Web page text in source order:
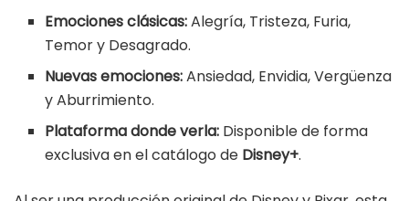
Emociones clásicas:Alegría, Tristeza, Furia,
Temor y Desagrado.
Nuevas emociones:Ansiedad, Envidia, Vergüenza
y Aburrimiento.
Plataforma donde verla: Disponible de forma
exclusiva en el catálogo de Disney+.